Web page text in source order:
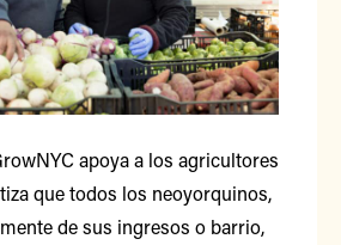
apoya a los agricultores
que todos los neoyorquinos,
de sus ingresos o barrio,